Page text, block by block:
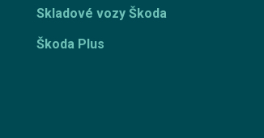
Skladové vozy Škoda
Škoda Plus